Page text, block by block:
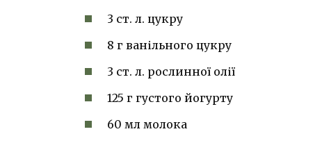
3 ст. л. цукру
8 г ванільного цукру
3 ст. л. рослинної олії
125 г густого йогурту
60 мл молока